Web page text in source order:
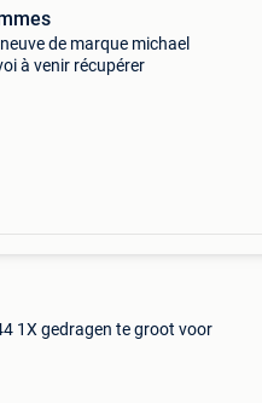
de marque michael
à venir récupérer
1X gedragen te groot voor